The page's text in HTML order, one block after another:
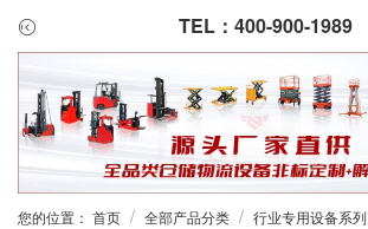
TEL：400-900-1989
您的位置： 首页 / 全部产品分类 / 行业专用设备系列